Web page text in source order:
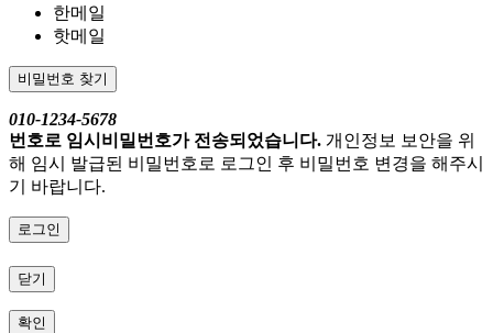
한메일
핫메일
비밀번호 찾기
010-1234-5678
번호로 임시비밀번호가 전송되었습니다. 개인정보 보안을 위
해 임시 발급된 비밀번호로 로그인 후 비밀번호 변경을 해주시
기 바랍니다.
로그인
닫기
확인